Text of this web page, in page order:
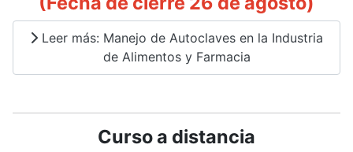
Leer más: Manejo de Autoclaves en la Industria
de Alimentos y Farmacia
Curso a distancia